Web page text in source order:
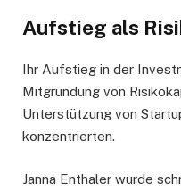
Aufstieg als
Ihr Aufstieg in der
Mitgründung von
Unterstützung von
konzentrierten.
Janna Enthaler wurde